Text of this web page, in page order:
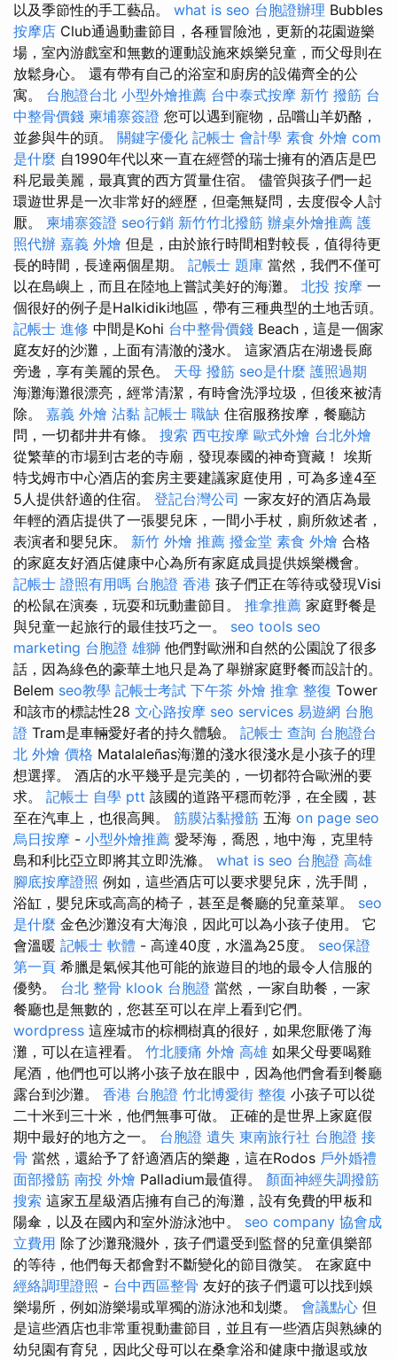
以及季節性的手工藝品。 what is seo 台胞證辦理 Bubbles
按摩店 Club通過動畫節目，各種冒險池，更新的花園遊樂
場，室內游戲室和無數的運動設施來娛樂兒童，而父母則在
放鬆身心。 還有帶有自己的浴室和廚房的設備齊全的公
寓。 台胞證台北 小型外燴推薦 台中泰式按摩 新竹 撥筋 台
中整骨價錢 柬埔寨簽證 您可以遇到寵物，品嚐山羊奶酪，
並參與牛的頭。 關鍵字優化 記帳士 會計學 素食 外燴 com
是什麼 自1990年代以來一直在經營的瑞士擁有的酒店是巴
科尼最美麗，最真實的西方質量住宿。 儘管與孩子們一起
環遊世界是一次非常好的經歷，但毫無疑問，去度假令人討
厭。 柬埔寨簽證 seo行銷 新竹竹北撥筋 辦桌外燴推薦 護
照代辦 嘉義 外燴 但是，由於旅行時間相對較長，值得待更
長的時間，長達兩個星期。 記帳士 題庫 當然，我們不僅可
以在島嶼上，而且在陸地上嘗試美好的海灘。 北投 按摩 一
個很好的例子是Halkidiki地區，帶有三種典型的土地舌頭。
記帳士 進修 中間是Kohi 台中整骨價錢 Beach，這是一個家
庭友好的沙灘，上面有清澈的淺水。 這家酒店在湖邊長廊
旁邊，享有美麗的景色。 天母 撥筋 seo是什麼 護照過期
海灘海灘很漂亮，經常清潔，有時會洗淨垃圾，但後來被清
除。 嘉義 外燴 沾黏 記帳士 職缺 住宿服務按摩，餐廳訪
問，一切都井井有條。 搜索 西屯按摩 歐式外燴 台北外燴
從繁華的市場到古老的寺廟，發現泰國的神奇寶藏！ 埃斯
特戈姆市中心酒店的套房主要建議家庭使用，可為多達4至
5人提供舒適的住宿。 登記台灣公司 一家友好的酒店為最
年輕的酒店提供了一張嬰兒床，一間小手杖，廁所敘述者，
表演者和嬰兒床。 新竹 外燴 推薦 撥金堂 素食 外燴 合格
的家庭友好酒店健康中心為所有家庭成員提供娛樂機會。
記帳士 證照有用嗎 台胞證 香港 孩子們正在等待或發現Visi
的松鼠在演奏，玩耍和玩動畫節目。 推拿推薦 家庭野餐是
與兒童一起旅行的最佳技巧之一。 seo tools seo
marketing 台胞證 雄獅 他們對歐洲和自然的公園說了很多
話，因為綠色的豪華土地只是為了舉辦家庭野餐而設計的。
Belem seo教學 記帳士考試 下午茶 外燴 推拿 整復 Tower
和該市的標誌性28 文心路按摩 seo services 易遊網 台胞
證 Tram是車輛愛好者的持久體驗。 記帳士 查詢 台胞證台
北 外燴 價格 Matalaleñas海灘的淺水很淺水是小孩子的理
想選擇。 酒店的水平幾乎是完美的，一切都符合歐洲的要
求。 記帳士 自學 ptt 該國的道路平穩而乾淨，在全國，甚
至在汽車上，也很高興。 筋膜沾黏撥筋 五海 on page seo
烏日按摩 - 小型外燴推薦 愛琴海，喬恩，地中海，克里特
島和利比亞立即將其立即洗滌。 what is seo 台胞證 高雄
腳底按摩證照 例如，這些酒店可以要求嬰兒床，洗手間，
浴缸，嬰兒床或高高的椅子，甚至是餐廳的兒童菜單。 seo
是什麼 金色沙灘沒有大海浪，因此可以為小孩子使用。 它
會溫暖 記帳士 軟體 - 高達40度，水溫為25度。 seo保證
第一頁 希臘是氣候其他可能的旅遊目的地的最令人信服的
優勢。 台北 整骨 klook 台胞證 當然，一家自助餐，一家
餐廳也是無數的，您甚至可以在岸上看到它們。
wordpress 這座城市的棕櫚樹真的很好，如果您厭倦了海
灘，可以在這裡看。 竹北腰痛 外燴 高雄 如果父母要喝雞
尾酒，他們也可以將小孩子放在眼中，因為他們會看到餐廳
露台到沙灘。 香港 台胞證 竹北博愛街 整復 小孩子可以從
二十米到三十米，他們無事可做。 正確的是世界上家庭假
期中最好的地方之一。 台胞證 遺失 東南旅行社 台胞證 接
骨 當然，還給予了舒適酒店的樂趣，這在Rodos 戶外婚禮
面部撥筋 南投 外燴 Palladium最值得。 顏面神經失調撥筋
搜索 這家五星級酒店擁有自己的海灘，設有免費的甲板和
陽傘，以及在國內和室外游泳池中。 seo company 協會成
立費用 除了沙灘飛濺外，孩子們還受到監督的兒童俱樂部
的等待，他們每天都會對不斷變化的節目微笑。 在家庭中
經絡調理證照 - 台中西區整骨 友好的孩子們還可以找到娛
樂場所，例如游樂場或單獨的游泳池和划槳。 會議點心 但
是這些酒店也非常重視動畫節目，並且有一些酒店與熟練的
幼兒園有育兒，因此父母可以在桑拿浴和健康中撤退或放